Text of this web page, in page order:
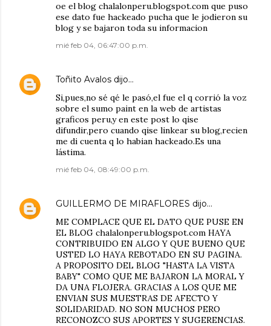
oe el blog chalalonperu.blogspot.com que puso
ese dato fue hackeado pucha que le jodieron su
blog y se bajaron toda su informacion
mié feb 04, 06:47:00 p.m.
Toñito Avalos dijo…
Si,pues,no sé qé le pasó,el fue el q corrió la voz
sobre el sumo paint en la web de artistas
graficos peru,y en este post lo qise
difundir,pero cuando qise linkear su blog,recien
me di cuenta q lo habian hackeado.Es una
lástima.
mié feb 04, 08:49:00 p.m.
GUILLERMO DE MIRAFLORES dijo…
ME COMPLACE QUE EL DATO QUE PUSE EN
EL BLOG chalalonperu.blogspot.com HAYA
CONTRIBUIDO EN ALGO Y QUE BUENO QUE
USTED LO HAYA REBOTADO EN SU PAGINA.
A PROPOSITO DEL BLOG "HASTA LA VISTA
BABY" COMO QUE ME BAJARON LA MORAL Y
DA UNA FLOJERA. GRACIAS A LOS QUE ME
ENVIAN SUS MUESTRAS DE AFECTO Y
SOLIDARIDAD. NO SON MUCHOS PERO
RECONOZCO SUS APORTES Y SUGERENCIAS.